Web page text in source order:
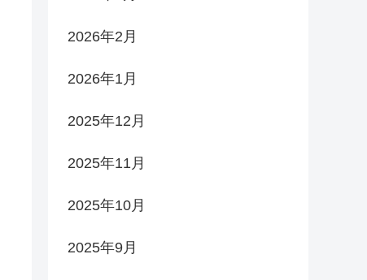
2026年2月
2026年1月
2025年12月
2025年11月
2025年10月
2025年9月